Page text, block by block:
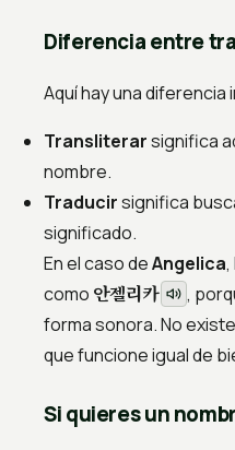
Diferencia entre
Aquí hay una diferencia
Transliterarsignifica
nombre.
Traducirsignifica
significado.
En el caso deAngelica
como 안젤리카
,
forma sonora. No
que funcione igual de
Si quieres un